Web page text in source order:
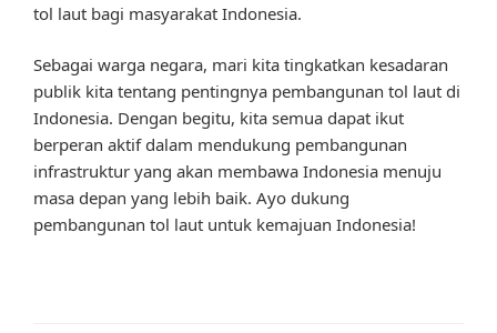
tol laut bagi masyarakat Indonesia.
Sebagai warga negara, mari kita tingkatkan kesadaran
publik kita tentang pentingnya pembangunan tol laut di
Indonesia. Dengan begitu, kita semua dapat ikut
berperan aktif dalam mendukung pembangunan
infrastruktur yang akan membawa Indonesia menuju
masa depan yang lebih baik. Ayo dukung
pembangunan tol laut untuk kemajuan Indonesia!